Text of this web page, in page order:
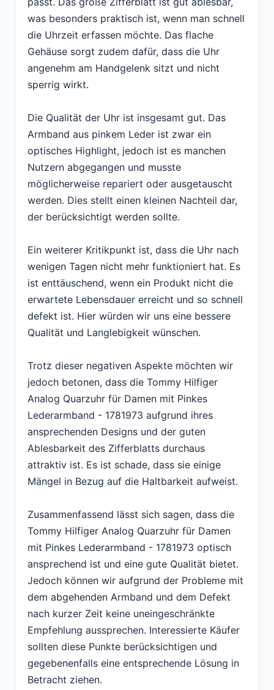
was besonders praktisch ist, wenn man schnell
die Uhrzeit erfassen möchte. Das flache
Gehäuse sorgt zudem dafür, dass die Uhr
angenehm am Handgelenk sitzt und nicht
sperrig wirkt.
Die Qualität der Uhr ist insgesamt gut. Das
Armband aus pinkem Leder ist zwar ein
optisches Highlight, jedoch ist es manchen
Nutzern abgegangen und musste
möglicherweise repariert oder ausgetauscht
werden. Dies stellt einen kleinen Nachteil dar,
der berücksichtigt werden sollte.
Ein weiterer Kritikpunkt ist, dass die Uhr nach
wenigen Tagen nicht mehr funktioniert hat. Es
ist enttäuschend, wenn ein Produkt nicht die
erwartete Lebensdauer erreicht und so schnell
defekt ist. Hier würden wir uns eine bessere
Qualität und Langlebigkeit wünschen.
Trotz dieser negativen Aspekte möchten wir
jedoch betonen, dass die Tommy Hilfiger
Analog Quarzuhr für Damen mit Pinkes
Lederarmband - 1781973 aufgrund ihres
ansprechenden Designs und der guten
Ablesbarkeit des Zifferblatts durchaus
attraktiv ist. Es ist schade, dass sie einige
Mängel in Bezug auf die Haltbarkeit aufweist.
Zusammenfassend lässt sich sagen, dass die
Tommy Hilfiger Analog Quarzuhr für Damen
mit Pinkes Lederarmband - 1781973 optisch
ansprechend ist und eine gute Qualität bietet.
Jedoch können wir aufgrund der Probleme mit
dem abgehenden Armband und dem Defekt
nach kurzer Zeit keine uneingeschränkte
Empfehlung aussprechen. Interessierte Käufer
sollten diese Punkte berücksichtigen und
gegebenenfalls eine entsprechende Lösung in
Betracht ziehen.